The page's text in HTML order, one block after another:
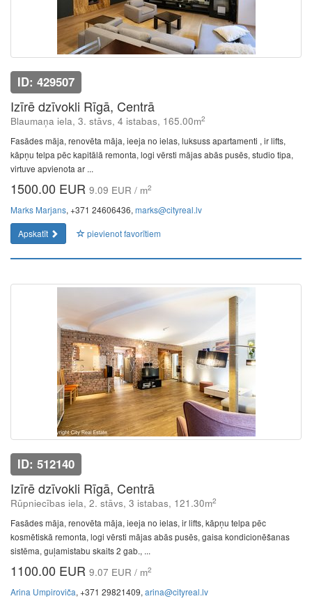
ID: 429507
Izīrē dzīvokli Rīgā, Centrā
Blaumaņa iela, 3. stāvs, 4 istabas, 165.00m2
Fasādes māja, renovēta māja, ieeja no ielas, luksuss apartamenti , ir lifts,
kāpņu telpa pēc kapitālā remonta, logi vērsti mājas abās pusēs, studio tipa,
virtuve apvienota ar ...
1500.00 EUR 9.09 EUR / m2
Marks Marjans, +371 24606436, marks@cityreal.lv
Apskatīt
pievienot favorītiem
ID: 512140
Izīrē dzīvokli Rīgā, Centrā
Rūpniecības iela, 2. stāvs, 3 istabas, 121.30m2
Fasādes māja, renovēta māja, ieeja no ielas, ir lifts, kāpņu telpa pēc
kosmētiskā remonta, logi vērsti mājas abās pusēs, gaisa kondicionēšanas
sistēma, guļamistabu skaits 2 gab., ...
1100.00 EUR 9.07 EUR / m2
Arina Umpiroviča, +371 29821409, arina@cityreal.lv